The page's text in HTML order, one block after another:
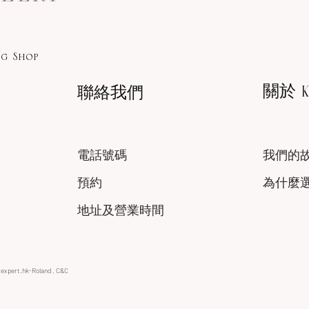
Shop
聯絡我們 關於
電話號碼
預約
我們的
為什麼
地址及營業時間
Roland , C&C